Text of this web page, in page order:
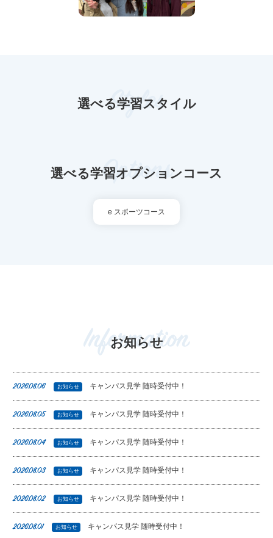
選べる学習スタイル
Styles
選べる学習オプションコース
Options
e スポーツコース
お知らせ
Information
2026.08.06 お知らせ キャンパス見学 随時受付中！
2026.08.05 お知らせ キャンパス見学 随時受付中！
2026.08.04 お知らせ キャンパス見学 随時受付中！
2026.08.03 お知らせ キャンパス見学 随時受付中！
2026.08.02 お知らせ キャンパス見学 随時受付中！
2026.08.01 お知らせ キャンパス見学 随時受付中！